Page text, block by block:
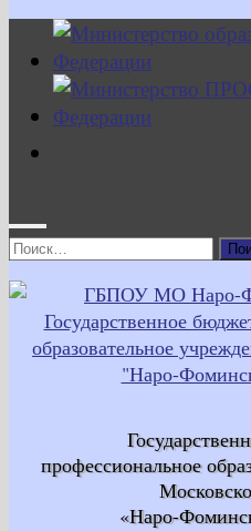
Найти:
профессиональное
«Наро-